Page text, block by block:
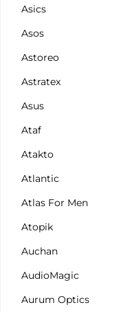
Asics
Asos
Astoreo
Astratex
Asus
Ataf
Atakto
Atlantic
Atlas For Men
Atopik
Auchan
AudioMagic
Aurum Optics